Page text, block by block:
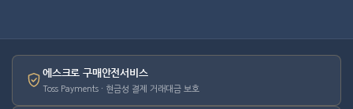
에스크로 구매안전서비스
Toss Payments · 현금성 결제 거래대금 보호